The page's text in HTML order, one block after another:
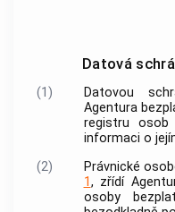
Datová
(1)
Datovou
Agentura
registru
informaci o
(2)
Právnické
1, zřídí
osoby